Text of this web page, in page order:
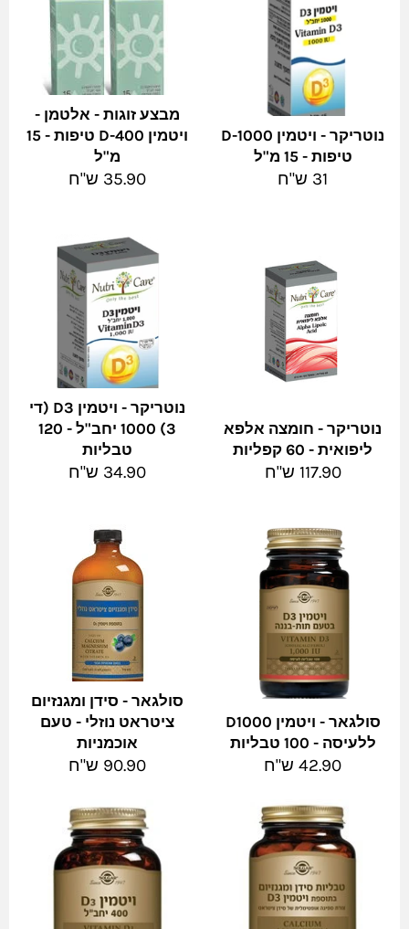
מבצע זוגות - אלטמן -
ויטמין D-400 טיפות - 15
מ"ל
מחיר
35.90 ש"ח
נוטריקר - ויטמין D-1000
טיפות - 15 מ"ל
מחיר
31 ש"ח
נוטריקר - ויטמין D3 (די
3) 1000 יחב"ל - 120
טבליות
מחיר
34.90 ש"ח
נוטריקר - חומצה אלפא
ליפואית - 60 קפליות
מחיר
117.90 ש"ח
סולגאר - סידן ומגנזיום
ציטראט נוזלי - טעם
אוכמניות
מחיר
90.90 ש"ח
סולגאר - ויטמין D1000
ללעיסה - 100 טבליות
מחיר
42.90 ש"ח